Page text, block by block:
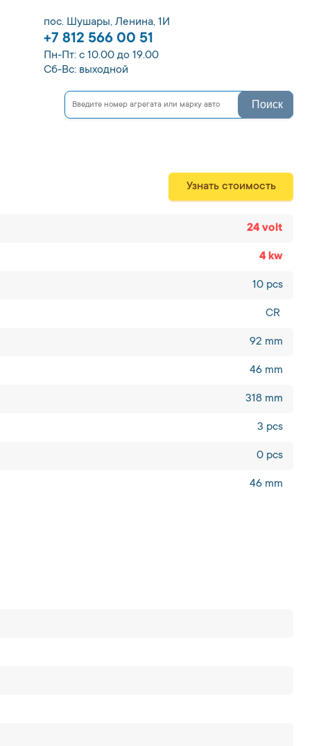
пос. Шушары, Ленина, 1И
+7 812 566 00 51
Пн-Пт: с 10.00 до 19.00
Сб-Вс: выходной
Поиск
Узнать стоимость
24 volt
4 kw
10 pcs
CR
92 mm
46 mm
318 mm
3 pcs
0 pcs
46 mm